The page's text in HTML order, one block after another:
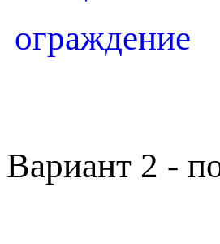
Вариант 2 -